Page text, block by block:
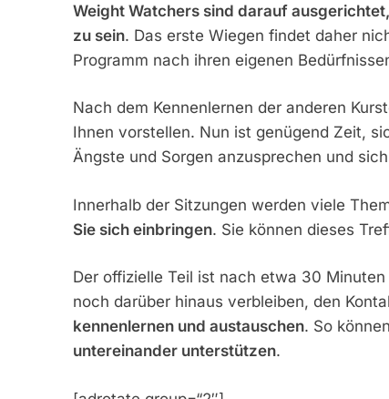
Weight Watchers sind darauf
zu sein. Das erste Wiegen findet daher
Programm nach ihren eigenen
Nach dem Kennenlernen der anderen
Ihnen vorstellen. Nun ist genügend Zeit,
Ängste und Sorgen anzusprechen und
Innerhalb der Sitzungen werden viele
Sie sich einbringen. Sie können dieses
Der offizielle Teil ist nach etwa 30
noch darüber hinaus verbleiben, den
kennenlernen und austauschen. So
untereinander unterstützen.